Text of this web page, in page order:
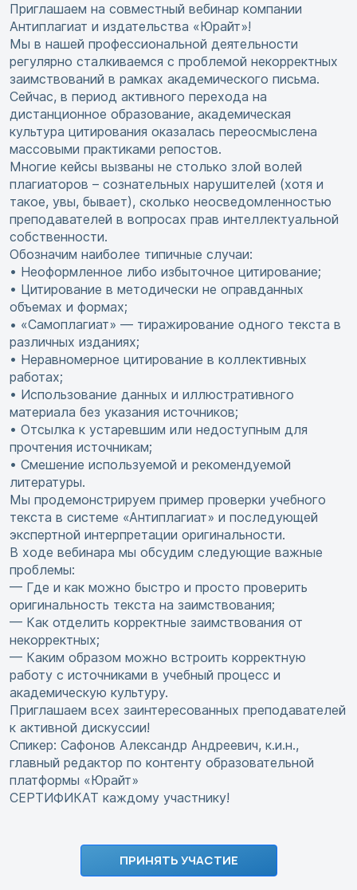
Приглашаем на совместный вебинар компании
Антиплагиат и издательства «Юрайт»!
Мы в нашей профессиональной деятельности
регулярно сталкиваемся с проблемой некорректных
заимствований в рамках академического письма.
Сейчас, в период активного перехода на
дистанционное образование, академическая
культура цитирования оказалась переосмыслена
массовыми практиками репостов.
Многие кейсы вызваны не столько злой волей
плагиаторов – сознательных нарушителей (хотя и
такое, увы, бывает), сколько неосведомленностью
преподавателей в вопросах прав интеллектуальной
собственности.
Обозначим наиболее типичные случаи:
• Неоформленное либо избыточное цитирование;
• Цитирование в методически не оправданных
объемах и формах;
• «Самоплагиат» — тиражирование одного текста в
различных изданиях;
• Неравномерное цитирование в коллективных
работах;
• Использование данных и иллюстративного
материала без указания источников;
• Отсылка к устаревшим или недоступным для
прочтения источникам;
• Смешение используемой и рекомендуемой
литературы.
Мы продемонстрируем пример проверки учебного
текста в системе «Антиплагиат» и последующей
экспертной интерпретации оригинальности.
В ходе вебинара мы обсудим следующие важные
проблемы:
— Где и как можно быстро и просто проверить
оригинальность текста на заимствования;
— Как отделить корректные заимствования от
некорректных;
— Каким образом можно встроить корректную
работу с источниками в учебный процесс и
академическую культуру.
Приглашаем всех заинтересованных преподавателей
к активной дискуссии!
Спикер: Сафонов Александр Андреевич, к.и.н.,
главный редактор по контенту образовательной
платформы «Юрайт»
СЕРТИФИКАТ каждому участнику!
ПРИНЯТЬ УЧАСТИЕ